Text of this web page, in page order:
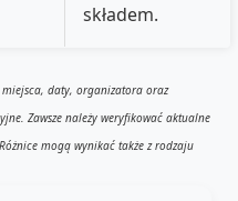
składem.
daty, organizatora oraz
Zawsze należy weryfikować aktualne
mogą wynikać także z rodzaju